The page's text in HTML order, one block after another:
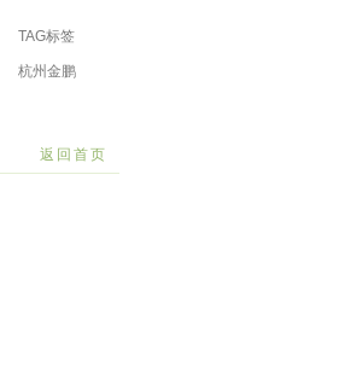
TAG标签
杭州金鹏
返回首页